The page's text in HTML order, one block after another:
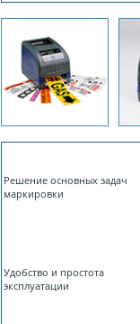
Решение основных задач
маркировки
Удобство и простота
эксплуатации